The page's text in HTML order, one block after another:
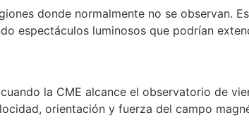
donde normalmente no se observan.
espectáculos luminosos que podrían
la CME alcance el observatorio de
orientación y fuerza del campo